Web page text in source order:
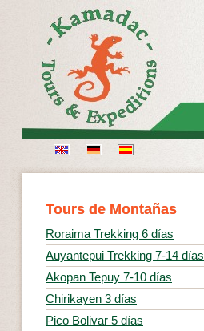
Tours de Montañas
Roraima Trekking 6 días
Auyantepui Trekking 7-14 días
Akopan Tepuy 7-10 días
Chirikayen 3 días
Pico Bolivar 5 días